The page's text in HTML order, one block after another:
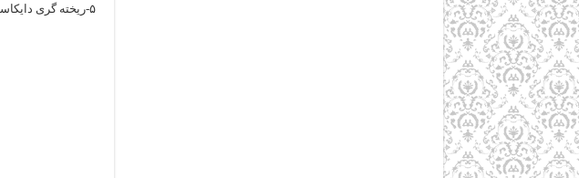
۵-ریخته گری دایکاست برای فلزات با نقطه ی ذوب بالا مثل فولاد ،چدن،….کارآیی ندارد.